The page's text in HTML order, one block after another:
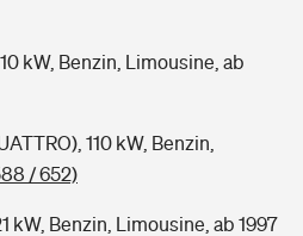
kW, Benzin, Limousine, ab
110 kW, Benzin,
/ 652)
kW, Benzin, Limousine, ab 1997